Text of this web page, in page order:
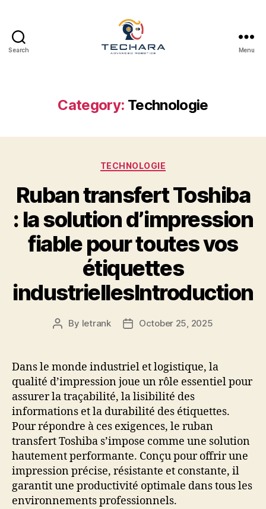
Search Menu
Category: Technologie
Categories
TECHNOLOGIE
Ruban transfert Toshiba
: la solution d’impression
fiable pour toutes vos
étiquettes
industriellesIntroduction
Post
By letrank
PostOctober 25, 2025
Dans le monde industriel et logistique, la
qualité d’impression joue un rôle essentiel pour
assurer la traçabilité, la lisibilité des
informations et la durabilité des étiquettes.
Pour répondre à ces exigences, le ruban
transfert Toshiba s’impose comme une solution
hautement performante. Conçu pour offrir une
impression précise, résistante et constante, il
garantit une productivité optimale dans tous les
environnements professionnels.